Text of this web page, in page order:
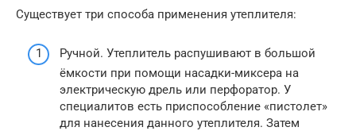
Существует три способа применения утеплителя:
Ручной. Утеплитель распушивают в большой
ёмкости при помощи насадки-миксера на
электрическую дрель или перфоратор. У
специалитов есть приспособление «пистолет»
для нанесения данного утеплителя. Затем